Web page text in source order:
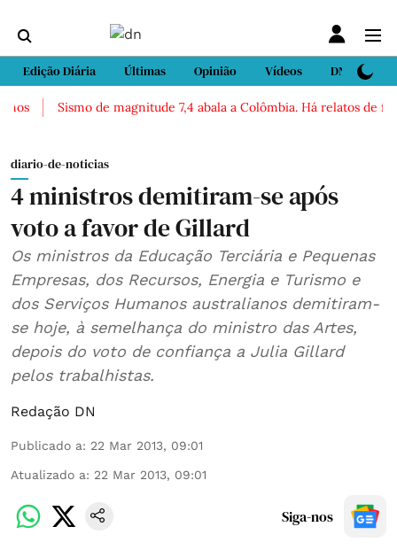
Edição Diária Últimas Opinião Vídeos DN Sport
Sismo de magnitude 7,4 abala a Colômbia. Há relatos de
diario-de-noticias
4 ministros demitiram-se após
voto a favor de Gillard
Os ministros da Educação Terciária e Pequenas
Empresas, dos Recursos, Energia e Turismo e
dos Serviços Humanos australianos demitiram-
se hoje, à semelhança do ministro das Artes,
depois do voto de confiança a Julia Gillard
pelos trabalhistas.
Redação DN
Publicado a: 22 Mar 2013, 09:01
Atualizado a: 22 Mar 2013, 09:01
Siga-nos